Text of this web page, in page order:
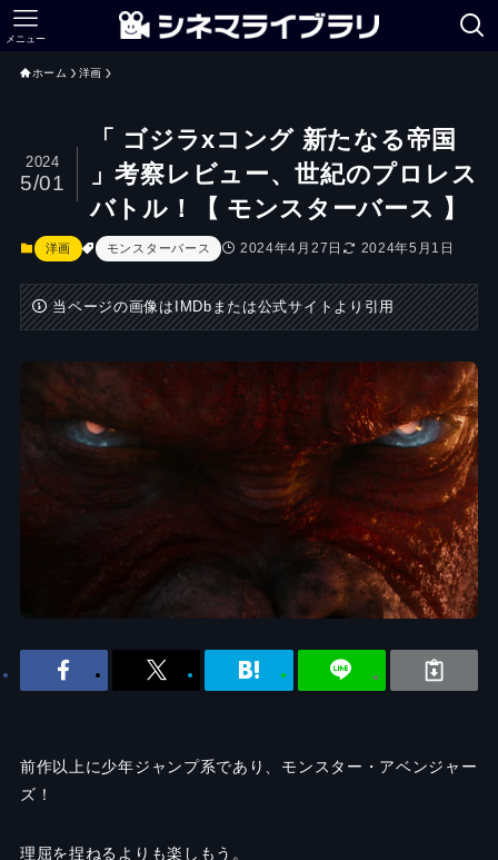
メニュー
ホーム 洋画
「 ゴジラxコング 新たなる帝国
」考察レビュー、世紀のプロレス
バトル！【 モンスターバース 】
2024
5/01
洋画 モンスターバース 2024年4月27日 2024年5月1日
当ページの画像はIMDbまたは公式サイトより引用
前作以上に少年ジャンプ系であり、モンスター・アベンジャー
ズ！
理屈を捏ねるよりも楽しもう。